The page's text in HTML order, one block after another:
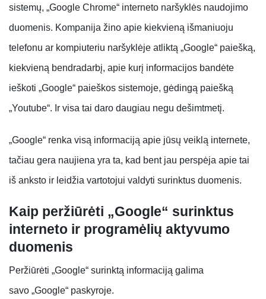
sistemų, „Google Chrome“ interneto naršyklės naudojimo
duomenis. Kompanija žino apie kiekvieną išmaniuoju
telefonu ar kompiuteriu naršyklėje atliktą „Google“ paiešką,
kiekvieną bendradarbį, apie kurį informacijos bandėte
ieškoti „Google“ paieškos sistemoje, gėdingą paiešką
„Youtube“. Ir visa tai daro daugiau negu dešimtmetį.
„Google“ renka visą informaciją apie jūsų veiklą internete,
tačiau gera naujiena yra ta, kad bent jau perspėja apie tai
iš anksto ir leidžia vartotojui valdyti surinktus duomenis.
Kaip peržiūrėti „Google“ surinktus
interneto ir programėlių aktyvumo
duomenis
Peržiūrėti „Google“ surinktą informaciją galima
savo „Google“ paskyroje.